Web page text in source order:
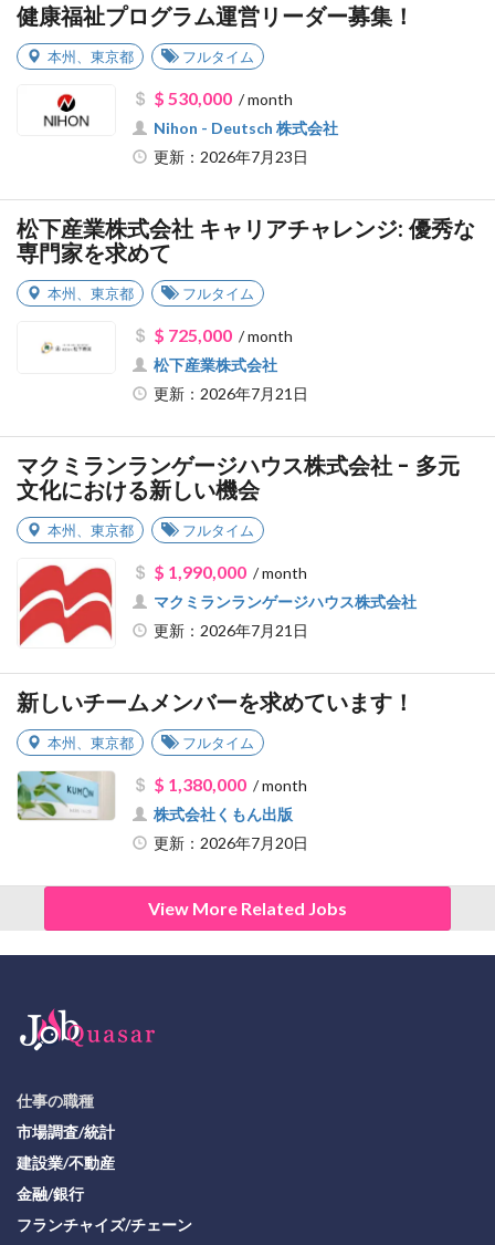
健康福祉プログラム運営リーダー募集！
本州、 東京都 フルタイム
$ 530,000/ month
Nihon - Deutsch 株式会社
更新：2026年7月23日
松下産業株式会社 キャリアチャレンジ: 優秀な
専門家を求めて
本州、 東京都 フルタイム
$ 725,000/ month
松下産業株式会社
更新：2026年7月21日
マクミランランゲージハウス株式会社 - 多元
文化における新しい機会
本州、 東京都 フルタイム
$ 1,990,000/ month
マクミランランゲージハウス株式会社
更新：2026年7月21日
新しいチームメンバーを求めています！
本州、 東京都 フルタイム
$ 1,380,000/ month
株式会社くもん出版
更新：2026年7月20日
View More Related Jobs
仕事の職種
市場調査/統計
建設業/不動産
金融/銀行
フランチャイズ/チェーン